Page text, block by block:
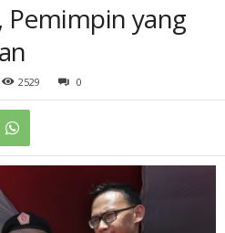
Pemimpin yang
2529 0